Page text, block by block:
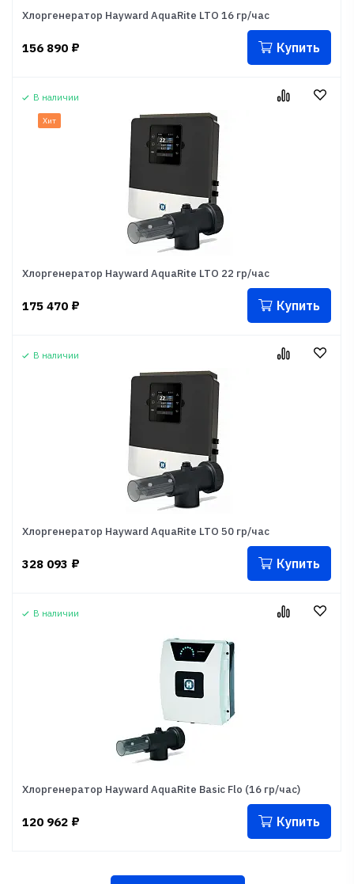
Хлоргенератор Hayward AquaRite LTO 16 гр/час
156 890 ₽ Купить
В наличии
Хит
Хлоргенератор Hayward AquaRite LTO 22 гр/час
175 470 ₽ Купить
В наличии
Хлоргенератор Hayward AquaRite LTO 50 гр/час
328 093 ₽ Купить
В наличии
Хлоргенератор Hayward AquaRite Basic Flo (16 гр/час)
120 962 ₽ Купить